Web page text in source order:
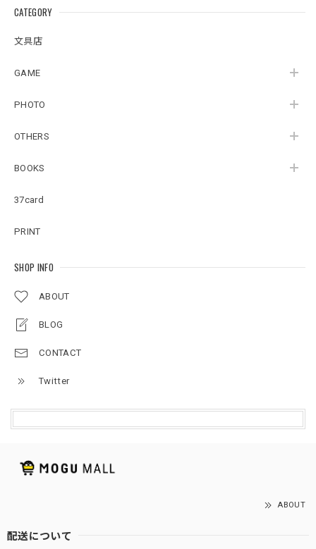
CATEGORY
文具店
GAME
PHOTO
OTHERS
BOOKS
37card
PRINT
SHOP INFO
ABOUT
BLOG
CONTACT
Twitter
ABOUT
配送について